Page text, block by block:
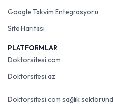
Google Takvim Entegrasyonu
Site Haritası
PLATFORMLAR
Doktorsitesi.com
Doktorsitesi.az
Doktorsitesi.com sağlık